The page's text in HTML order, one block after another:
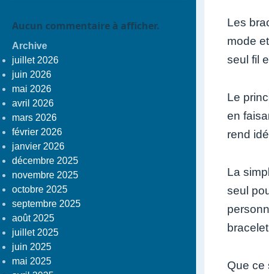
Aucun commentaire à afficher.
Archive
juillet 2026
juin 2026
mai 2026
avril 2026
mars 2026
février 2026
janvier 2026
décembre 2025
novembre 2025
octobre 2025
septembre 2025
août 2025
juillet 2025
juin 2025
mai 2025
Les
mode
seul fil
Le
en
rend
La
seul
Que ce